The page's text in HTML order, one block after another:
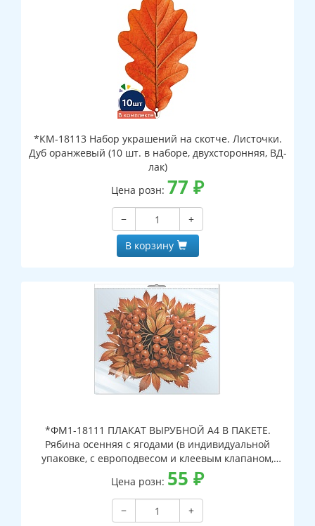
*КМ-18113 Набор украшений на скотче. Листочки.
Дуб оранжевый (10 шт. в наборе, двухсторонняя, ВД-
лак)
Цена розн: 77 ₽
−
+
В корзину
*ФМ1-18111 ПЛАКАТ ВЫРУБНОЙ А4 В ПАКЕТЕ.
Рябина осенняя с ягодами (в индивидуальной
упаковке, с европодвесом и клеевым клапаном,
двухсторонний, ВД-лак)
Цена розн: 55 ₽
−
+